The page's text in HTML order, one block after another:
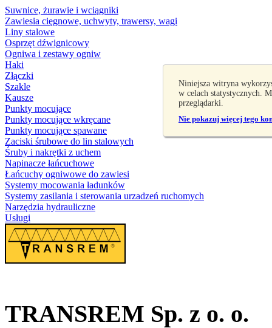
Niniejsza witryna
w celach statystycznych.
przeglądarki.
Nie pokazuj więcej tego
Suwnice, żurawie i wciągniki
Zawiesia cięgnowe, uchwyty, trawersy, wagi
Liny stalowe
Osprzęt dźwignicowy
Ogniwa i zestawy ogniw
Haki
Złączki
Szakle
Kausze
Punkty mocujące
Punkty mocujące wkręcane
Punkty mocujące spawane
Zaciski śrubowe do lin stalowych
Śruby i nakrętki z uchem
Napinacze łańcuchowe
Łańcuchy ogniwowe do zawiesi
Systemy mocowania ładunków
Systemy zasilania i sterowania urzadzeń ruchomych
Narzędzia hydrauliczne
Usługi
TRANSREM Sp. z o. o.